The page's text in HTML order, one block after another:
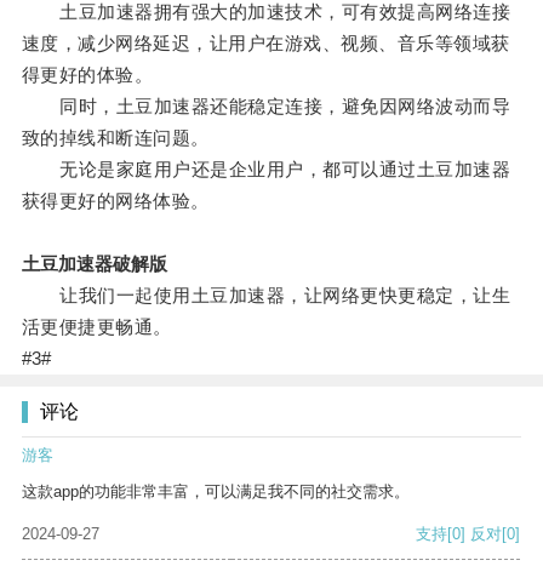
土豆加速器拥有强大的加速技术，可有效提高网络连接
速度，减少网络延迟，让用户在游戏、视频、音乐等领域获
得更好的体验。
同时，土豆加速器还能稳定连接，避免因网络波动而导
致的掉线和断连问题。
无论是家庭用户还是企业用户，都可以通过土豆加速器
获得更好的网络体验。
土豆加速器破解版
让我们一起使用土豆加速器，让网络更快更稳定，让生
活更便捷更畅通。
#3#
评论
游客
这款app的功能非常丰富，可以满足我不同的社交需求。
2024-09-27 支持[0] 反对[0]